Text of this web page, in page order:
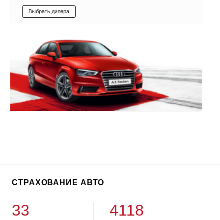
Выбрать дилера
СТРАХОВАНИЕ АВТО
33 4118